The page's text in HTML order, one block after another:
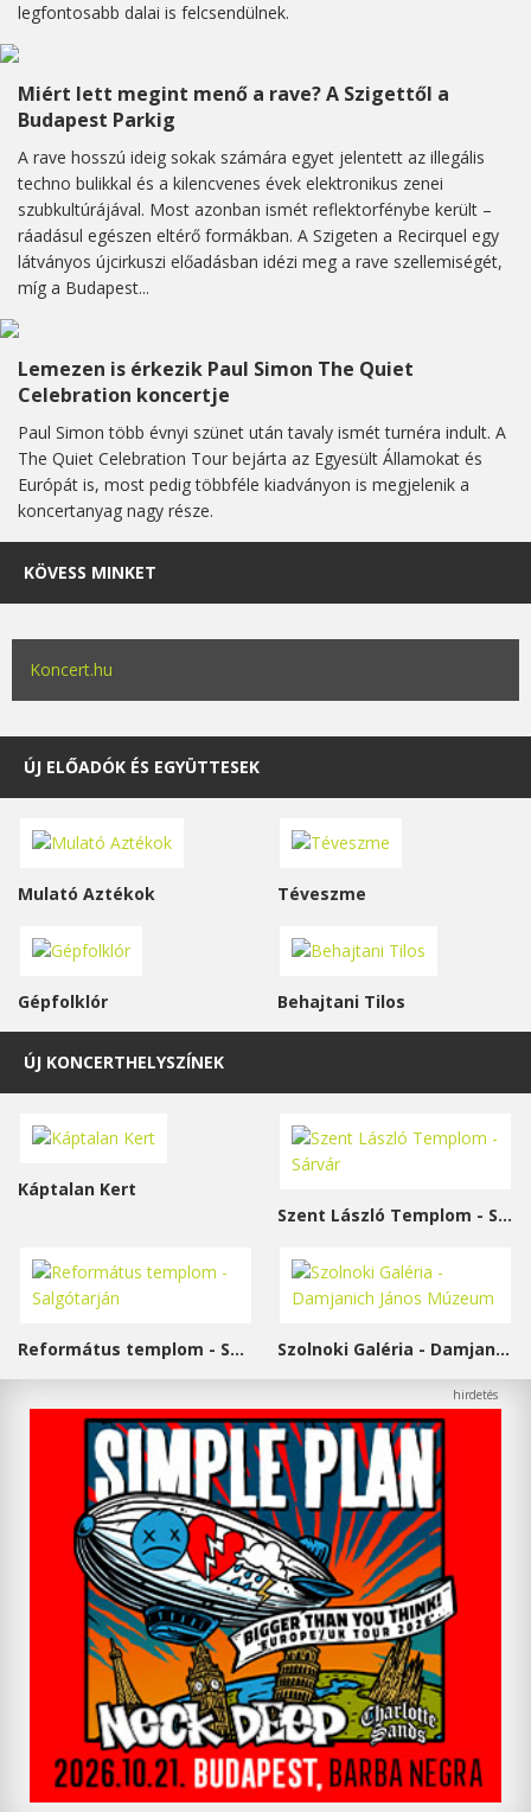
legfontosabb dalai is felcsendülnek.
Miért lett megint menő a rave? A Szigettől a
Budapest Parkig
A rave hosszú ideig sokak számára egyet jelentett az illegális
techno bulikkal és a kilencvenes évek elektronikus zenei
szubkultúrájával. Most azonban ismét reflektorfénybe került –
ráadásul egészen eltérő formákban. A Szigeten a Recirquel egy
látványos újcirkuszi előadásban idézi meg a rave szellemiségét,
míg a Budapest...
Lemezen is érkezik Paul Simon The Quiet
Celebration koncertje
Paul Simon több évnyi szünet után tavaly ismét turnéra indult. A
The Quiet Celebration Tour bejárta az Egyesült Államokat és
Európát is, most pedig többféle kiadványon is megjelenik a
koncertanyag nagy része.
KÖVESS MINKET
Koncert.hu
ÚJ ELŐADÓK ÉS EGYÜTTESEK
Mulató Aztékok Téveszme
Gépfolklór Behajtani Tilos
ÚJ KONCERTHELYSZÍNEK
Káptalan Kert
Szent László Templom - Sárvár
Református templom - Salgótarján Szolnoki Galéria - Damjanich János Múzeum